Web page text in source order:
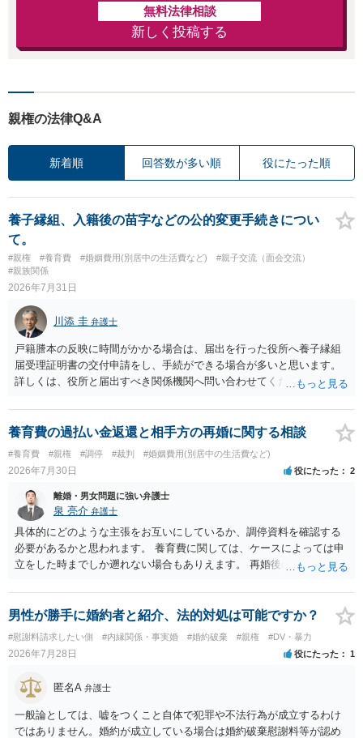
無料法律相談
新しく投稿する
親権の法律Q&A
新着順 回答数が多い順 役にたった順
養子縁組、入籍後の苗字などの公的変更手続きについ
て。
#親権 #養育費 #婚姻費用(別居中の生活費など)
#親子交流（面会交流）
#親族関係
2026年7月31日
川添 圭 弁護士
戸籍謄本の反映に時間がかかる場合は、届出を行った役所へ養子縁組
届受理証明書の交付申請をし、手続ができる場合が多いと思います。
詳しくは、役所と届出すべき関係機関へ問い合わせてください。
養育費の過払い金返還と相手方の再婚に関する相談
#養育費 #親権 #調停 #裁判 #婚姻費用(別居中の生活費など)
2026年7月30日 役にたった 2
離婚・男女問題に強い弁護士
泉 亮介 弁護士
具体的にどのような主張をお互いにしているか、調停資料を確認する
必要があるかと思われます。 養育費に関しては、ケースによっては申
立をした時までしか遡れない場合もありえます。 再婚後の相手方の行
養育費に関するやりとり等があればそちらについても確認する必要が
あるでしょう。 公開相談の場での回答よりも個別に弁護士にご相談さ
男性が勝手に婚約者と紹介、法的対処は可能ですか？
#慰謝料請求したい側 #内縁関係・事実婚 #婚約破棄 #親権 #DV・暴力
2026年7月28日 役にたった 1
匿名A 弁護士
一般論としては、嘘をつくこと自体で犯罪や不法行為が成立するわけ
ではありません。婚約が成立している場合は婚約破棄慰謝料等が認め